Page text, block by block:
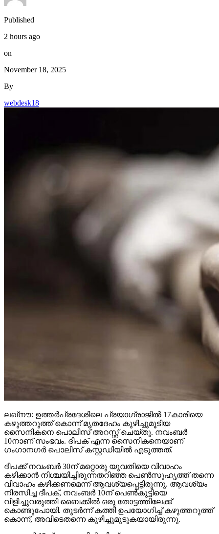
Published
2 hours ago
on
November 18, 2025
By
webdesk18
ലഖ്നൗ: ഉത്തര്‍പ്രദേശിലെ പ്രയാഗ്രാജില്‍ 17കാരിയെ
കഴുത്തറുത്ത് കൊന്ന് മൃതദേഹം കുഴിച്ചുമൂടിയ
സൈനികനെ പൊലീസ് അറസ്റ്റ് ചെയ്തു. നവംബര്‍
10നാണ് സംഭവം. ദീപക് എന്ന സൈനികനെയാണ്
ഗംഗാനഗര്‍ പൊലിസ് കസ്റ്റഡിയില്‍ എടുത്തത്.
ദീപക്ക് നവംബര്‍ 30ന് മറ്റൊരു യുവതിയെ വിവാഹം
കഴിക്കാന്‍ നിശ്ചയിച്ചിരുന്നതറിഞ്ഞ പെണ്‍സുഹൃത്ത് തന്നെ
വിവാഹം കഴിക്കണമെന്ന് ആവശ്യപ്പെട്ടിരുന്നു. ആവശ്യം
നിരസിച്ച ദീപക്, നവംബര്‍ 10ന് പെണ്‍കുട്ടിയെ
വിളിച്ചുവരുത്തി ബൈക്കില്‍ ഒരു തോട്ടത്തിലേക്ക്
കൊണ്ടുപോയി. തുടര്‍ന്ന് കത്തി ഉപയോഗിച്ച് കഴുത്തറുത്ത്
കൊന്ന്, അവിടെതന്നെ കുഴിച്ചുമൂടുകയായിരുന്നു.